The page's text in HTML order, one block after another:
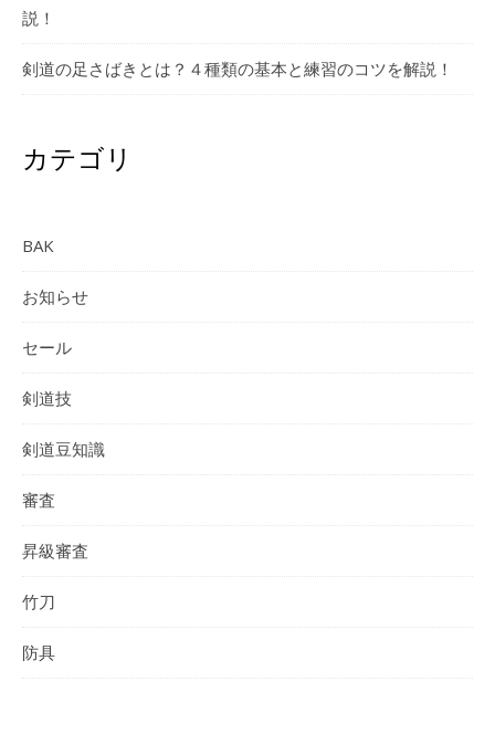
説！
剣道の足さばきとは？４種類の基本と練習のコツを解説！
カテゴリ
BAK
お知らせ
セール
剣道技
剣道豆知識
審査
昇級審査
竹刀
防具